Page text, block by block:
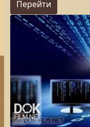
Перейти